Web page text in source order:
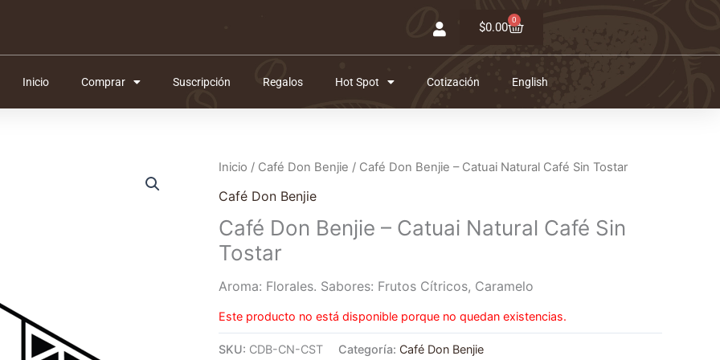
$0.00 0
Carrito
Inicio Comprar Suscripción Regalos Hot Spot Cotización English
Inicio / Café Don Benjie / Café Don Benjie – Catuai Natural Café Sin Tostar
Café Don Benjie
Café Don Benjie – Catuai Natural Café Sin
Tostar
Aroma: Florales. Sabores: Frutos Cítricos, Caramelo
Este producto no está disponible porque no quedan existencias.
SKU: CDB-CN-CST Categoría: Café Don Benjie